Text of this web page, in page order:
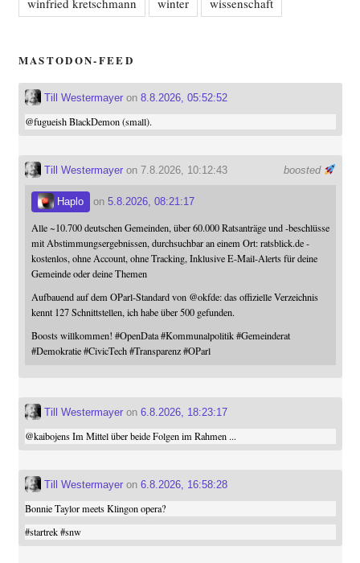
MASTODON-FEED
Till Westermayeron 8.8.2026, 05:52:52
@fugueishBlackDemon (small).
boosted
Till Westermayeron 7.8.2026, 10:12:43
Haplo on 5.8.2026, 08:21:17
Alle ~10.700 deutschen Gemeinden, über 60.000 Ratsanträge und -beschlüsse
mit Abstimmungsergebnissen, durchsuchbar an einem Ort: ratsblick.de -
kostenlos, ohne Account, ohne Tracking, Inklusive E-Mail-Alerts für deine
Gemeinde oder deine Themen
Aufbauend auf dem OParl-Standard von @okfde: das offizielle Verzeichnis
kennt 127 Schnittstellen, ich habe über 500 gefunden.
Boosts willkommen! #OpenData #Kommunalpolitik #Gemeinderat
#Demokratie #CivicTech #Transparenz #OParl
Till Westermayeron 6.8.2026, 18:23:17
@kaibojensIm Mittel über beide Folgen im Rahmen ...
Till Westermayeron 6.8.2026, 16:58:28
Bonnie Taylor meets Klingon opera?
#startrek #snw